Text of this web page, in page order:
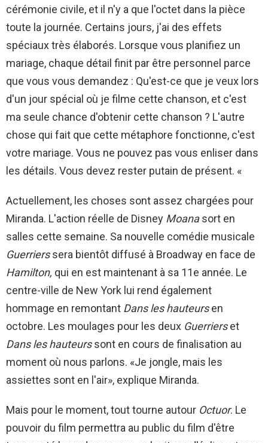
cérémonie civile, et il n'y a que l'octet dans la pièce
toute la journée. Certains jours, j'ai des effets
spéciaux très élaborés. Lorsque vous planifiez un
mariage, chaque détail finit par être personnel parce
que vous vous demandez : Qu'est-ce que je veux lors
d'un jour spécial où je filme cette chanson, et c'est
ma seule chance d'obtenir cette chanson ? L'autre
chose qui fait que cette métaphore fonctionne, c'est
votre mariage. Vous ne pouvez pas vous enliser dans
les détails. Vous devez rester putain de présent. «
Actuellement, les choses sont assez chargées pour
Miranda. L'action réelle de Disney Moanasort en
salles cette semaine. Sa nouvelle comédie musicale
Guerrierssera bientôt diffusé à Broadway en face de
Hamilton, qui en est maintenant à sa 11e année. Le
centre-ville de New York lui rend également
hommage en remontant Dans les hauteursen
octobre. Les moulages pour les deux Guerrierset
Dans les hauteurssont en cours de finalisation au
moment où nous parlons. «Je jongle, mais les
assiettes sont en l'air», explique Miranda.
Mais pour le moment, tout tourne autour Octuor. Le
pouvoir du film permettra au public du film d'être